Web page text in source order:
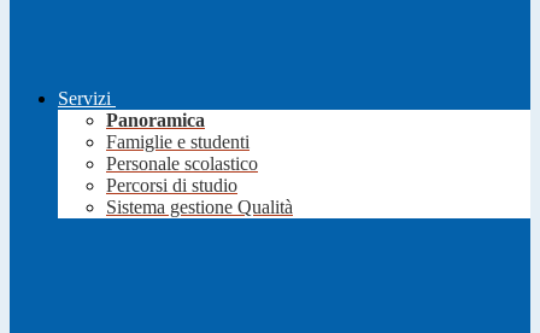
Servizi
Panoramica
Famiglie e studenti
Personale scolastico
Percorsi di studio
Sistema gestione Qualità